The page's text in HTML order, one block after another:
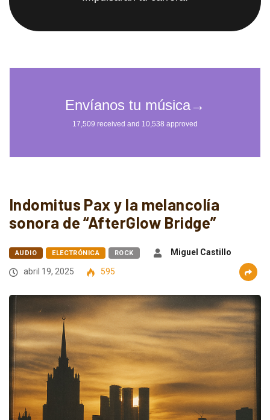
Indomitus Pax y la melancolía
sonora de “AfterGlow Bridge”
AUDIO ELECTRÓNICA ROCK
Miguel Castillo
abril 19, 2025
595